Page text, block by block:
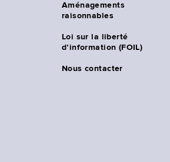
Aménagements
raisonnables
Loi sur la liberté
d’information (FOIL)
Nous contacter